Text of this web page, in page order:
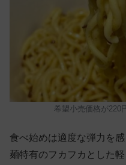
希望小売価格が
食べ始めは適度な弾力を
麺特有のフカフカとした